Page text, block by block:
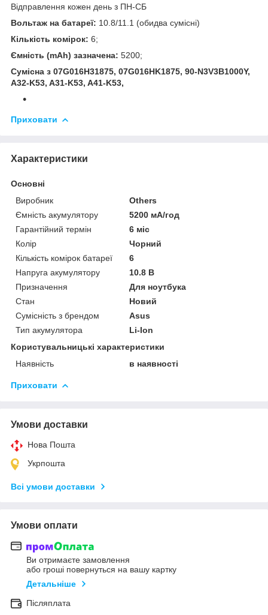
Відправлення кожен день з ПН-СБ
Вольтаж на батареї: 10.8/11.1 (обидва сумісні)
Кількість комірок: 6;
Ємність (mAh) зазначена: 5200;
Сумісна з 07G016H31875, 07G016HK1875, 90-N3V3B1000Y,
A32-K53, A31-K53, A41-K53,
Приховати
Характеристики
Основні
Виробник
Others
Ємність акумулятору
5200 мА/год
Гарантійний термін
6 міс
Колір
Чорний
Кількість комірок батареї
6
Напруга акумулятору
10.8 В
Призначення
Для ноутбука
Стан
Новий
Сумісність з брендом
Asus
Тип акумулятора
Li-Ion
Користувальницькі характеристики
Наявність
в наявності
Приховати
Умови доставки
Нова Пошта
Укрпошта
Всі умови доставки
Умови оплати
Ви отримаєте замовлення
або гроші повернуться на вашу картку
Детальніше
Післяплата